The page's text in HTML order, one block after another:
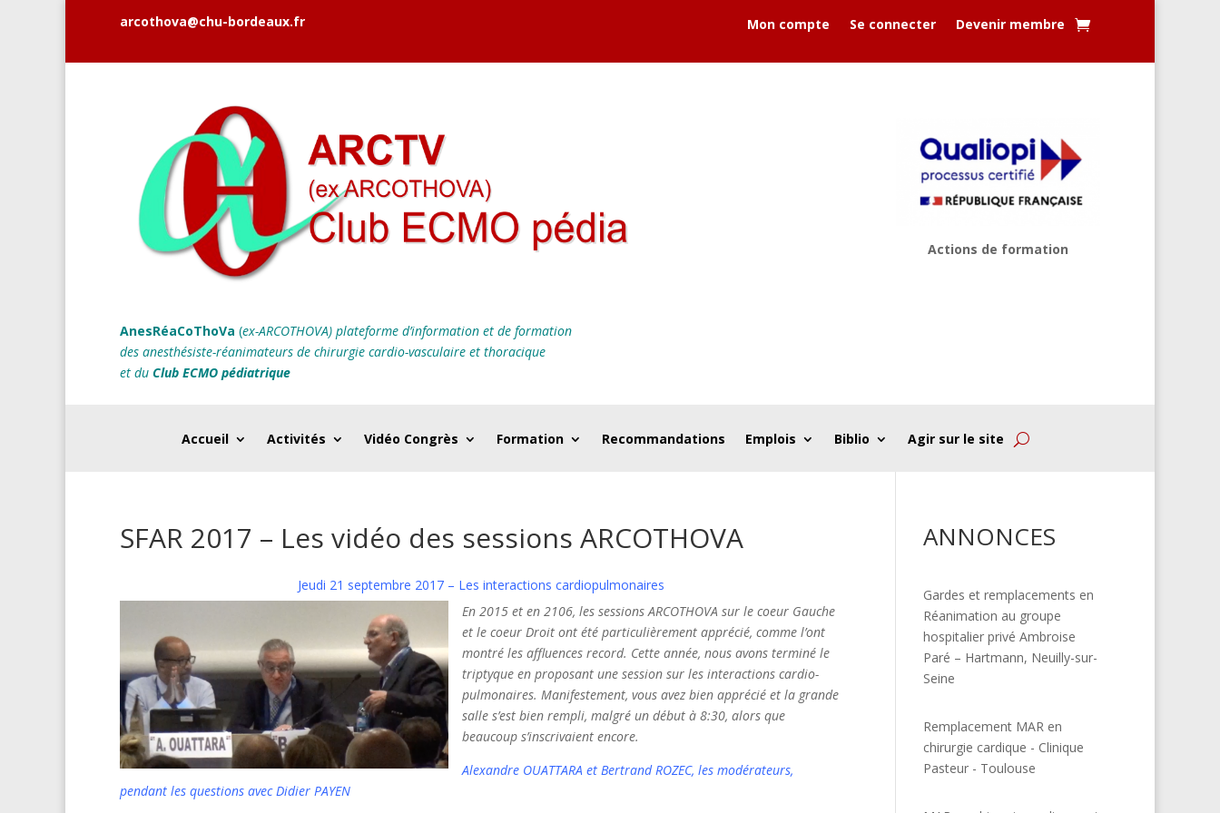
arcothova@chu-bordeaux.fr Mon compte Se connecter Devenir membre
AnesRéaCoThoVa (ex-ARCOTHOVA) plateforme d’information et de formation
des anesthésiste-réanimateurs de chirurgie cardio-vasculaire et thoracique
et du Club ECMO pédiatrique
Actions de formation
Accueil Activités Vidéo Congrès Formation Recommandations Emplois Biblio Agir sur le site
SFAR 2017 – Les vidéo des sessions ARCOTHOVA
Jeudi 21 septembre 2017 – Les interactions cardiopulmonaires
En 2015 et en 2106, les sessions ARCOTHOVA sur le coeur Gauche
et le coeur Droit ont été particulièrement apprécié, comme l’ont
montré les affluences record. Cette année, nous avons terminé le
triptyque en proposant une session sur les interactions cardio-
pulmonaires. Manifestement, vous avez bien apprécié et la grande
salle s’est bien rempli, malgré un début à 8:30, alors que
beaucoup s’inscrivaient encore.
Alexandre OUATTARA et BertrandROZEC, les modérateurs,
pendant les questions avec Didier PAYEN
ANNONCES
Gardes et remplacements en
Réanimation au groupe
hospitalier privé Ambroise
Paré – Hartmann, Neuilly-sur-
Seine
Remplacement MAR en
chirurgie cardique - Clinique
Pasteur - Toulouse